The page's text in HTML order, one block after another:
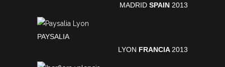
MADRID SPAIN 2013
PAYSALIA
LYON FRANCIA 2013